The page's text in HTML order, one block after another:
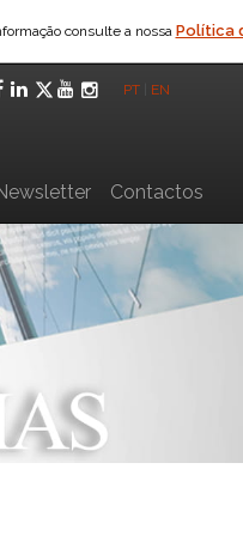
consulte a nossa Política
Facebook
LinkedIn
Twitter
YouTube
PT EN
Contactos